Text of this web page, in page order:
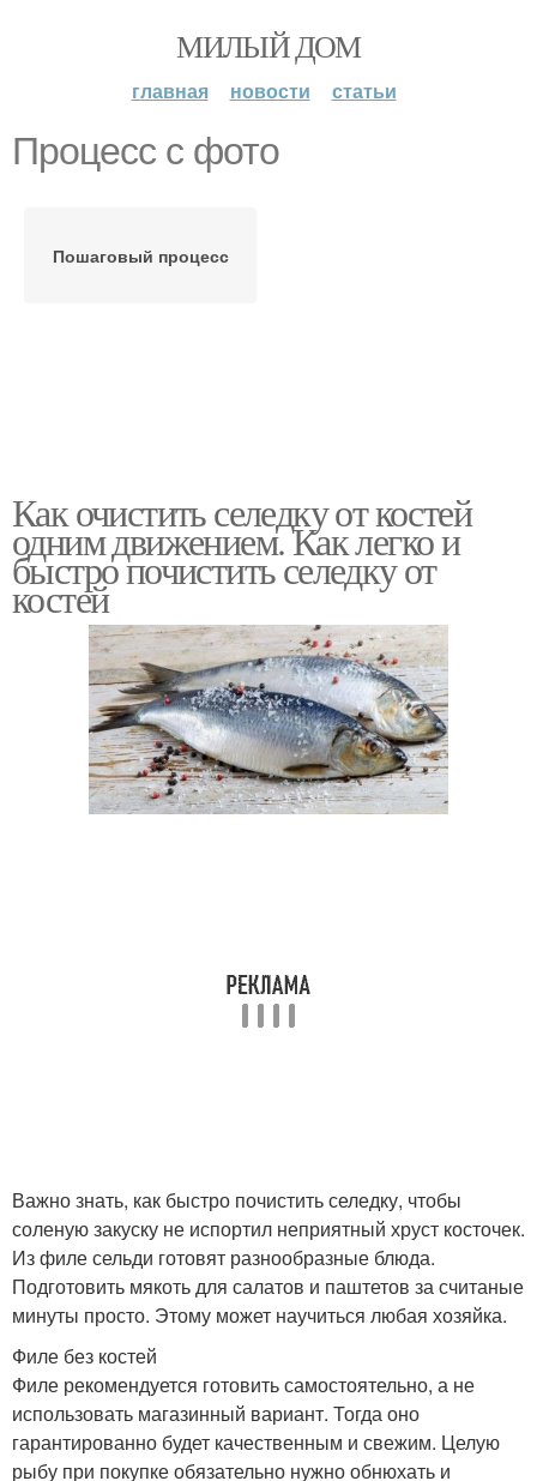
МИЛЫЙ ДОМ
главная новости статьи
Процесс с фото
Пошаговый процесс
Как очистить селедку от костей
одним движением. Как легко и
быстро почистить селедку от
костей
Важно знать, как быстро почистить селедку, чтобы
соленую закуску не испортил неприятный хруст косточек.
Из филе сельди готовят разнообразные блюда.
Подготовить мякоть для салатов и паштетов за считаные
минуты просто. Этому может научиться любая хозяйка.
Филе без костей
Филе рекомендуется готовить самостоятельно, а не
использовать магазинный вариант. Тогда оно
гарантированно будет качественным и свежим. Целую
рыбу при покупке обязательно нужно обнюхать и